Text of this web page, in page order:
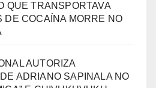
QUE TRANSPORTAVA
DE COCAÍNA MORRE NO
AUTORIZA
ADRIANO SAPINALA NO